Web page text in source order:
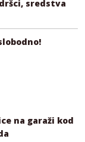
sredstva
na garaži kod